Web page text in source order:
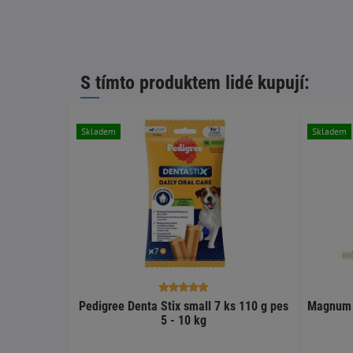
S tímto produktem lidé kupují:
Pedigree Denta Stix small 7 ks 110 g pes
5 - 10 kg
Skladem Skladem